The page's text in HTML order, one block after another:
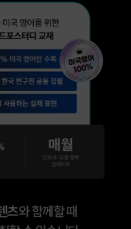
츠와 함께할 때